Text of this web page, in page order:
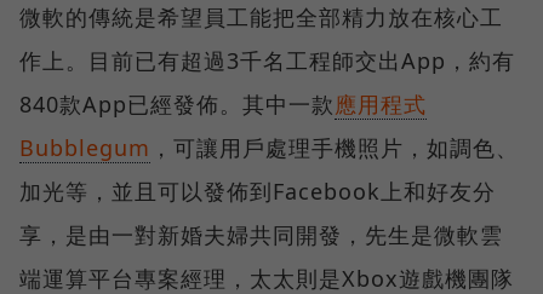
微軟的傳統是希望員工能把全部精力放在核心工
作上。目前已有超過3千名工程師交出App，約有
840款App已經發佈。其中一款應用程式
Bubblegum ，可讓用戶處理手機照片，如調色、
加光等，並且可以發佈到Facebook上和好友分
享，是由一對新婚夫婦共同開發，先生是微軟雲
端運算平台專案經理，太太則是Xbox遊戲機團隊